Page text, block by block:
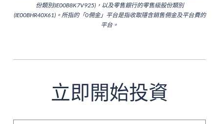
份類別(IE00B8K7V925)，以及零售銀行的零售級股份類別
(IE00BHR40X61)。所指的「0佣金」平台是指收取隱含銷售佣金及平台費的
平台。
立即開始投資